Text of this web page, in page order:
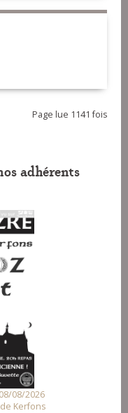
Page lue 1141 fois
adhérents
08/2026
Kerfons